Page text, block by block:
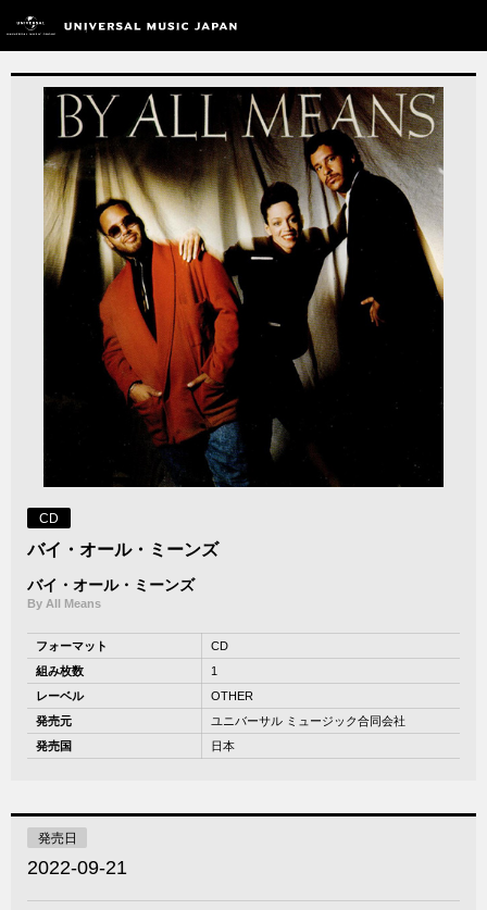
CD
バイ・オール・ミーンズ
バイ・オール・ミーンズ
By All Means
フォーマット
CD
組み枚数
1
レーベル
OTHER
発売元
ユニバーサル ミュージック合同会社
発売国
日本
発売日
2022-09-21